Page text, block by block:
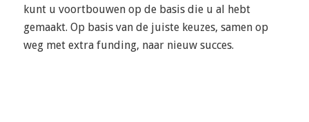
kunt u voortbouwen op de basis die u al hebt
gemaakt. Op basis van de juiste keuzes, samen op
weg met extra funding, naar nieuw succes.